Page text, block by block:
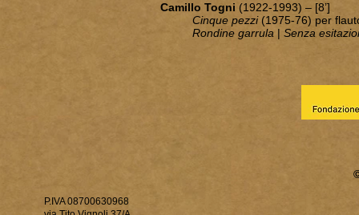
Camillo Togni (1922-1993) – [8’]
Cinque pezzi (1975-76) per
Rondine garrula | Senza
P.IVA 08700630968